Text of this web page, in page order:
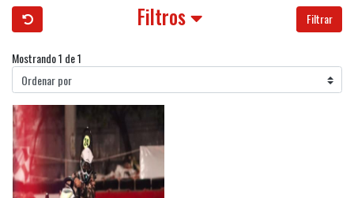
Filtros Filtrar
Mostrando 1 de 1